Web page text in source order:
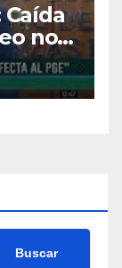
no
Buscar